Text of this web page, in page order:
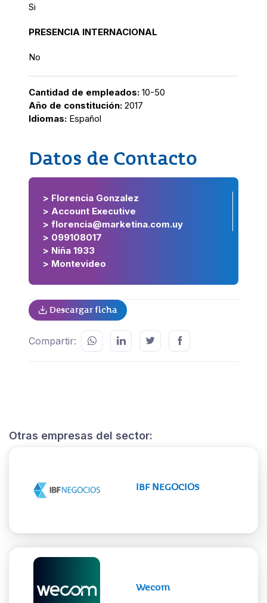
Otras empresas del sector:
IBF NEGOCIOS
Wecom
Si
PRESENCIA INTERNACIONAL
No
Cantidad de empleados: 10-50
Año de constitución: 2017
Idiomas: Español
Datos de Contacto
> Florencia Gonzalez
> Account Executive
> florencia@marketina.com.uy
> 099108017
> Niña 1933
> Montevideo
Descargar ficha
Compartir: